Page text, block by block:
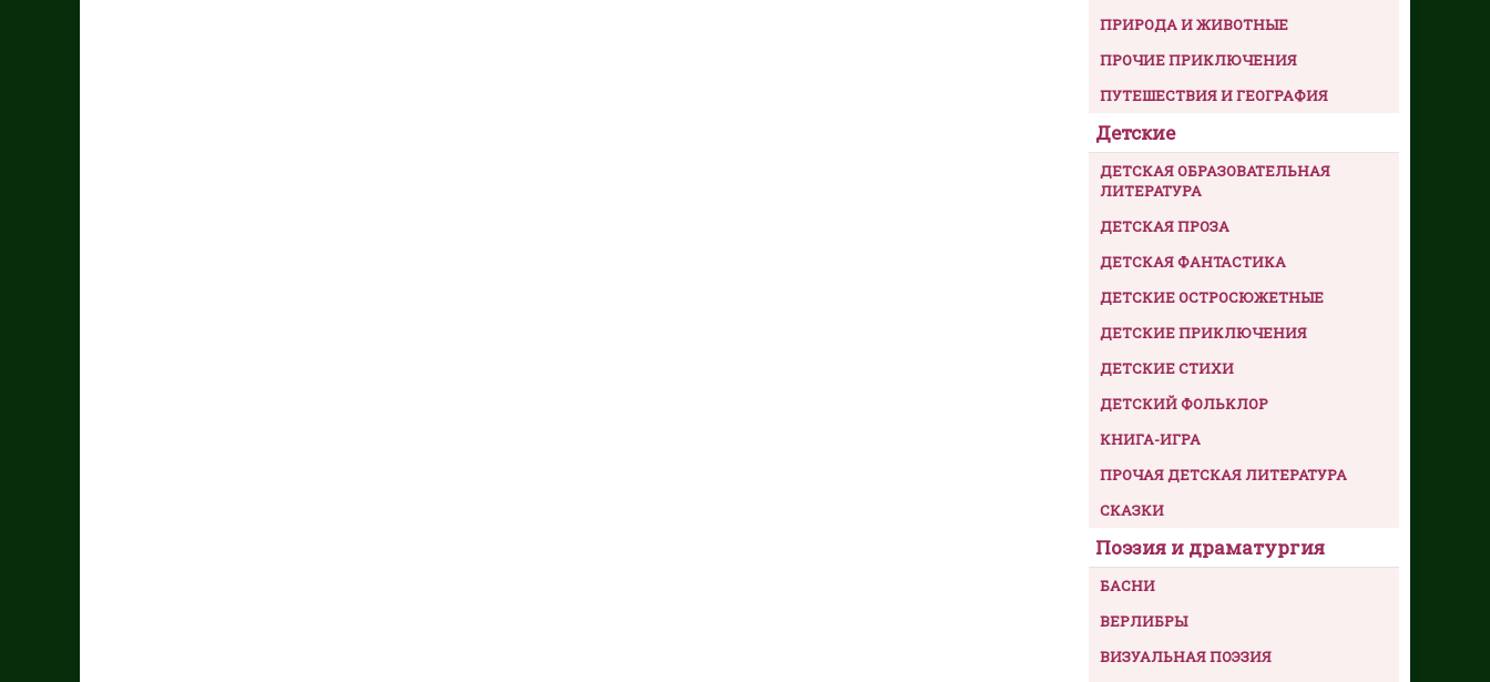
ПРИРОДА И ЖИВОТНЫЕ
ПРОЧИЕ ПРИКЛЮЧЕНИЯ
ПУТЕШЕСТВИЯ И ГЕОГРАФИЯ
Детские
ДЕТСКАЯ ОБРАЗОВАТЕЛЬНАЯ
ЛИТЕРАТУРА
ДЕТСКАЯ ПРОЗА
ДЕТСКАЯ ФАНТАСТИКА
ДЕТСКИЕ ОСТРОСЮЖЕТНЫЕ
ДЕТСКИЕ ПРИКЛЮЧЕНИЯ
ДЕТСКИЕ СТИХИ
ДЕТСКИЙ ФОЛЬКЛОР
КНИГА-ИГРА
ПРОЧАЯ ДЕТСКАЯ ЛИТЕРАТУРА
СКАЗКИ
Поэзия и драматургия
БАСНИ
ВЕРЛИБРЫ
ВИЗУАЛЬНАЯ ПОЭЗИЯ